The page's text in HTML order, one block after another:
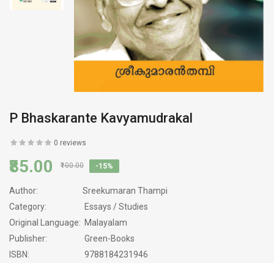
P Bhaskarante Kavyamudrakal
0 reviews
₹85.00 ₹100.00 -15%
Author:
Sreekumaran Thampi
Category:
Essays / Studies
Original Language: Malayalam
Publisher:
Green-Books
ISBN:
9788184231946